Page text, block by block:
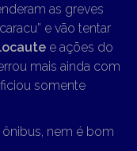
as greves
e vão tentar
e ações do
mais ainda com
somente
nem é bom